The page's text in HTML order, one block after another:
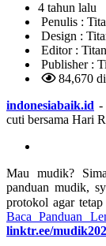
4 tahun lalu
Penulis :
Design :
Editor :
Publisher :
84,670
indonesiabaik.id -
cuti bersama Hari
Mau mudik?
panduan mudik,
protokol agar
Baca Panduan
linktr.ee/